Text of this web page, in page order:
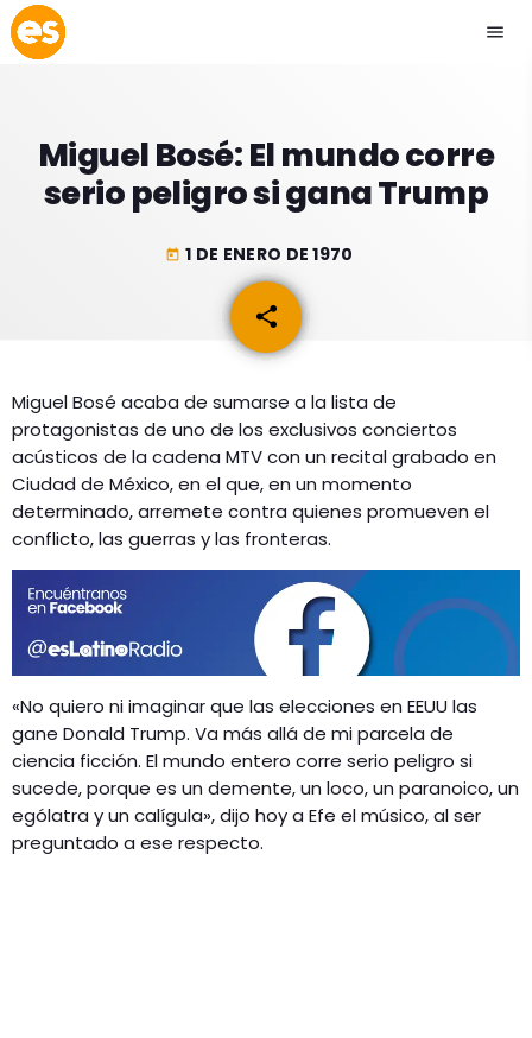
menu
play_arrow EMISIÓN LA PAZ
ESLATINO NEWS
ACTUALIDAD
ESPECTÁCULOS
GEEKERS
MÚSICA
ENTRETENIMIENTO
LOS + TOP
PROGRAMACIÓN
INICIO
RADIO SPLENDID
CONTACTO
Miguel Bosé: El mundo corre
serio peligro si gana Trump
today 1 DE ENERO DE 1970
share
email
Miguel Bosé acaba de sumarse a la lista de
protagonistas de uno de los exclusivos conciertos
acústicos de la cadena MTV con un recital grabado en
Ciudad de México, en el que, en un momento
determinado, arremete contra quienes promueven el
conflicto, las guerras y las fronteras.
«No quiero ni imaginar que las elecciones en EEUU las
gane Donald Trump. Va más allá de mi parcela de
ciencia ficción. El mundo entero corre serio peligro si
sucede, porque es un demente, un loco, un paranoico, un
ególatra y un calígula», dijo hoy a Efe el músico, al ser
preguntado a ese respecto.